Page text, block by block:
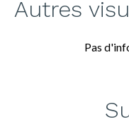
Autres
Pas